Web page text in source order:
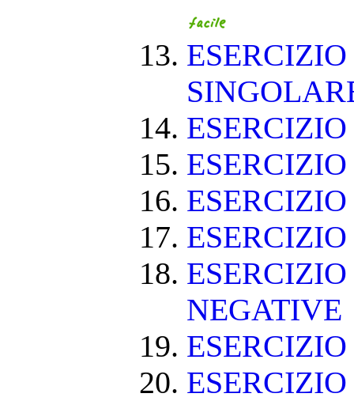
NEGATIVE